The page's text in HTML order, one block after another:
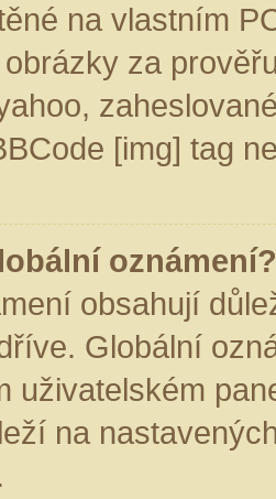
na vlastním
za
[img] tag
oznámení?
obsahují
Globální
uživatelském
na